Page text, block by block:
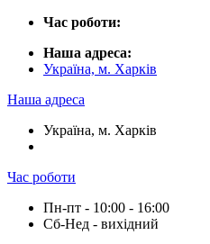
Час роботи:
Наша адреса:
Україна, м. Харків
Наша адреса
Україна, м. Харків
Час роботи
Пн-пт - 10:00 - 16:00
Сб-Нед - вихідний